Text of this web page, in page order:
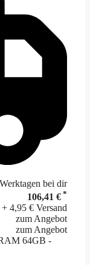
bei dir
106,41 € *
+ 4,95 € Versand
zum Angebot
zum Angebot
64GB -